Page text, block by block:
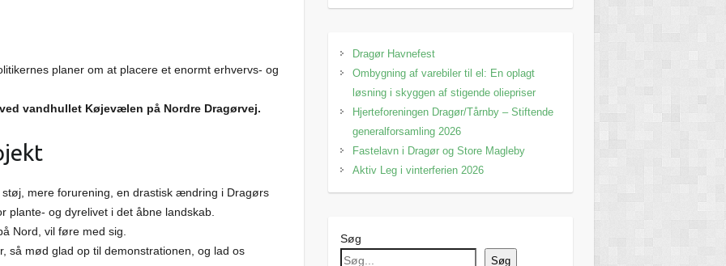
planer om at placere et enormt erhvervs- og
vandhullet Køjevælen på Nordre Dragørvej.
mere forurening, en drastisk ændring i Dragørs
plante- og dyrelivet i det åbne landskab.
Nord, vil føre med sig.
så mød glad op til demonstrationen, og lad os
Dragør Havnefest
Ombygning af varebiler til el: En oplagt
løsning i skyggen af stigende oliepriser
Hjerteforeningen Dragør/Tårnby – Stiftende
generalforsamling 2026
Fastelavn i Dragør og Store Magleby
Aktiv Leg i vinterferien 2026
Søg
Søg